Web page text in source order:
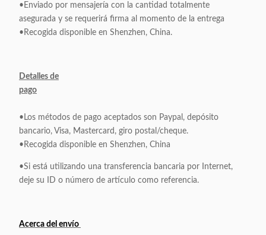
•Enviado por mensajería con la cantidad totalmente
asegurada y se requerirá firma al momento de la entrega
•Recogida disponible en Shenzhen, China.
Detalles de
pago
•Los métodos de pago aceptados son Paypal, depósito
bancario, Visa, Mastercard, giro postal/cheque.
•Recogida disponible en Shenzhen, China
•Si está utilizando una transferencia bancaria por Internet,
deje su ID o número de artículo como referencia.
Acerca del envío